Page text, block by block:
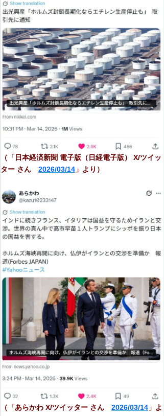
（「日本経済新聞 電子版（日経電子版） X/ツイッ
ター さん 2026/03/14 」より）
（「あらかわ X/ツイッター さん 2026/03/14 」よ